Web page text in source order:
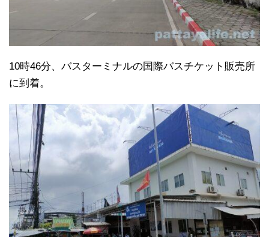
10時46分、バスターミナルの国際バスチケット販売所
に到着。